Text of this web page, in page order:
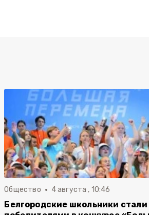
Общество 4 августа , 10:46
Белгородские школьники стали